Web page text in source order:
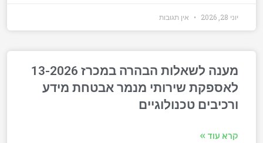
יוני 28, 2026 אין תגובות
מענה לשאלות הבהרה במכרז 13-2026
לאספקת שירותי מנמר אבטחת מידע
ורכיבים טכנולוגיים
קרא עוד »